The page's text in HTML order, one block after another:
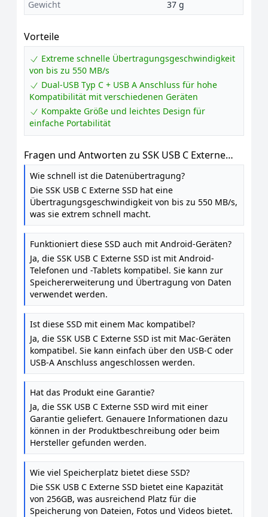
Gewicht 37 g
Vorteile
Extreme schnelle Übertragungsgeschwindigkeit
von bis zu 550 MB/s
Dual-USB Typ C + USB A Anschluss für hohe
Kompatibilität mit verschiedenen Geräten
Kompakte Größe und leichtes Design für
einfache Portabilität
Fragen und Antworten zu SSK USB C Externe
SSD 256GB, mit bis zu 550 MB / s Extreme
schneller USB-Stick, Dual-USB Typ C + A USB3.2
Gen2 Speicherstick für Android-Telefon, Laptop,
Tablet, Mac
Wie schnell ist die Datenübertragung?
Die SSK USB C Externe SSD hat eine
Übertragungsgeschwindigkeit von bis zu 550 MB/s,
was sie extrem schnell macht.
Funktioniert diese SSD auch mit Android-Geräten?
Ja, die SSK USB C Externe SSD ist mit Android-
Telefonen und -Tablets kompatibel. Sie kann zur
Speichererweiterung und Übertragung von Daten
verwendet werden.
Ist diese SSD mit einem Mac kompatibel?
Ja, die SSK USB C Externe SSD ist mit Mac-Geräten
kompatibel. Sie kann einfach über den USB-C oder
USB-A Anschluss angeschlossen werden.
Hat das Produkt eine Garantie?
Ja, die SSK USB C Externe SSD wird mit einer
Garantie geliefert. Genauere Informationen dazu
können in der Produktbeschreibung oder beim
Hersteller gefunden werden.
Wie viel Speicherplatz bietet diese SSD?
Die SSK USB C Externe SSD bietet eine Kapazität
von 256GB, was ausreichend Platz für die
Speicherung von Dateien, Fotos und Videos bietet.